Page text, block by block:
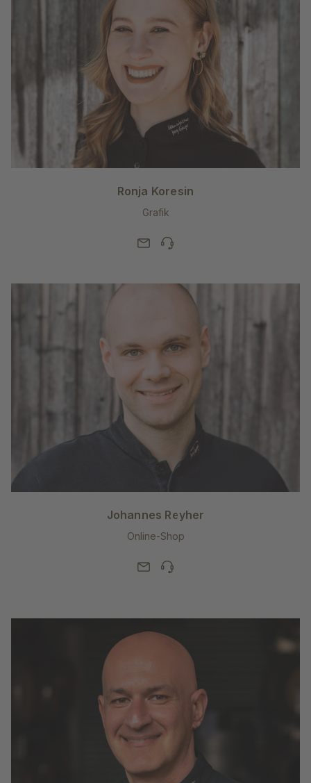
Ronja Koresin
Grafik
Johannes Reyher
Online-Shop